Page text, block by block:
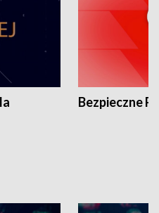
Bezpieczne